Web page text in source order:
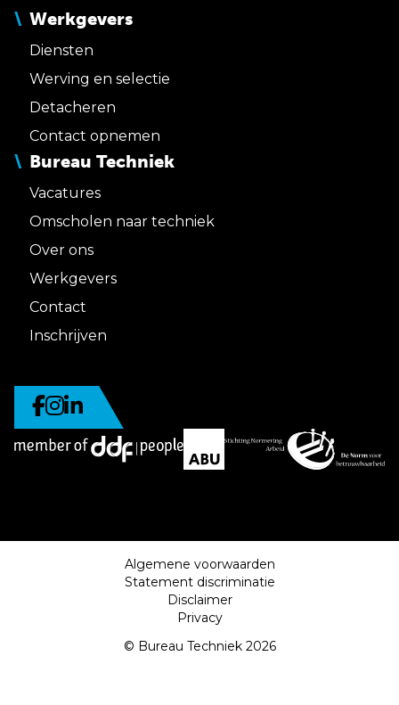
Werkgevers
Diensten
Werving en selectie
Detacheren
Contact opnemen
Bureau Techniek
Vacatures
Omscholen naar techniek
Over ons
Werkgevers
Contact
Inschrijven
Algemene voorwaarden
Statement discriminatie
Disclaimer
Privacy
© Bureau Techniek 2026